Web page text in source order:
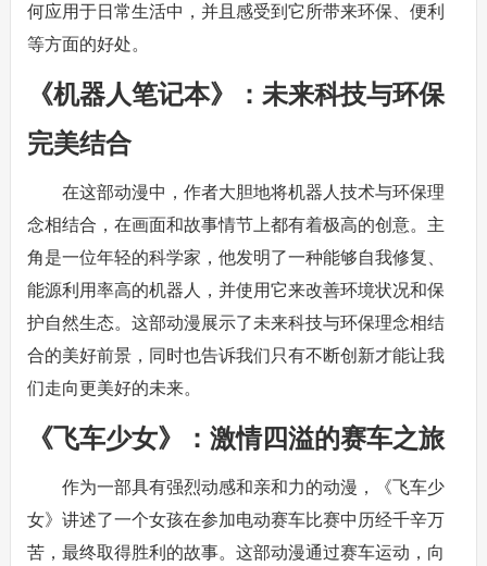
何应用于日常生活中，并且感受到它所带来环保、便利
等方面的好处。
《机器人笔记本》：未来科技与环保
完美结合
在这部动漫中，作者大胆地将机器人技术与环保理
念相结合，在画面和故事情节上都有着极高的创意。主
角是一位年轻的科学家，他发明了一种能够自我修复、
能源利用率高的机器人，并使用它来改善环境状况和保
护自然生态。这部动漫展示了未来科技与环保理念相结
合的美好前景，同时也告诉我们只有不断创新才能让我
们走向更美好的未来。
《飞车少女》：激情四溢的赛车之旅
作为一部具有强烈动感和亲和力的动漫，《飞车少
女》讲述了一个女孩在参加电动赛车比赛中历经千辛万
苦，最终取得胜利的故事。这部动漫通过赛车运动，向